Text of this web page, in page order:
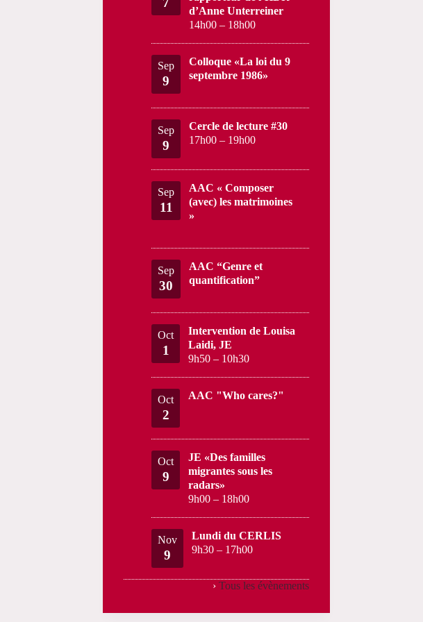
d’Anne Unterreiner
14h00 – 18h00
Sep
9
Colloque «La loi du 9
septembre 1986»
Sep
9
Cercle de lecture #30
17h00 – 19h00
Sep
11
AAC « Composer
(avec) les matrimoines
»
Sep
30
AAC “Genre et
quantification”
Oct
1
Intervention de Louisa
Laidi, JE
9h50 – 10h30
Oct
2
AAC "Who cares?"
Oct
9
JE «Des familles
migrantes sous les
radars»
9h00 – 18h00
Nov
9
Lundi du CERLIS
9h30 – 17h00
› Tous les évènements